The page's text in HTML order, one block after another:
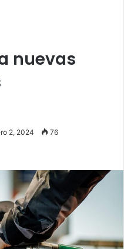
nuevas
2, 2024 76